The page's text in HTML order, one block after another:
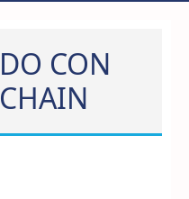
CON